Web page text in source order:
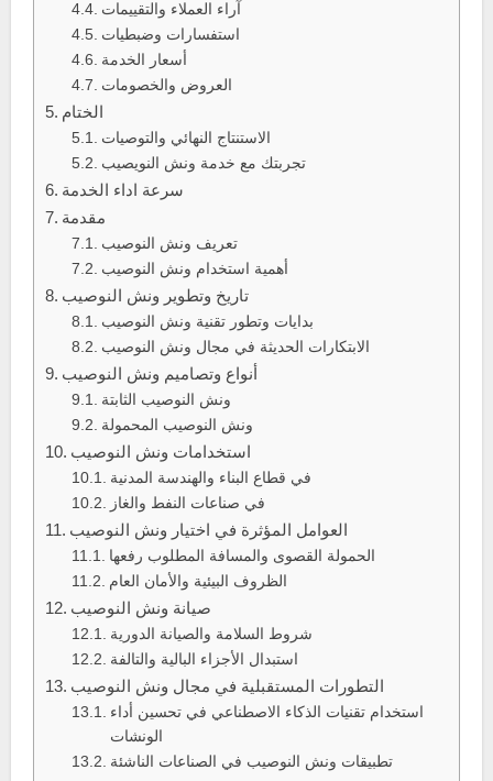
آراء العملاء والتقييمات
استفسارات وضبطيات
أسعار الخدمة
العروض والخصومات
الختام
الاستنتاج النهائي والتوصيات
تجربتك مع خدمة ونش النويصيب
سرعة اداء الخدمة
مقدمة
تعريف ونش النوصيب
أهمية استخدام ونش النوصيب
تاريخ وتطوير ونش النوصيب
بدايات وتطور تقنية ونش النوصيب
الابتكارات الحديثة في مجال ونش النوصيب
أنواع وتصاميم ونش النوصيب
ونش النوصيب الثابتة
ونش النوصيب المحمولة
استخدامات ونش النوصيب
في قطاع البناء والهندسة المدنية
في صناعات النفط والغاز
العوامل المؤثرة في اختيار ونش النوصيب
الحمولة القصوى والمسافة المطلوب رفعها
الظروف البيئية والأمان العام
صيانة ونش النوصيب
شروط السلامة والصيانة الدورية
استبدال الأجزاء البالية والتالفة
التطورات المستقبلية في مجال ونش النوصيب
استخدام تقنيات الذكاء الاصطناعي في تحسين أداء
الونشات
تطبيقات ونش النوصيب في الصناعات الناشئة